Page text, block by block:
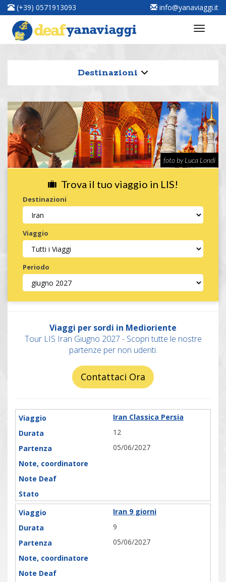
(+39) 0571913093 info@yanaviaggi.it
Destinazioni
foto by Luca Londi
Trova il tuo viaggio in LIS!
Destinazioni
Viaggio
Periodo
Viaggi per sordi in Medioriente
Tour LIS Iran Giugno 2027 - Scopri tutte le nostre
partenze per non udenti.
Contattaci Ora
Iran Classica Persia
12
05/06/2027
Iran 9 giorni
9
05/06/2027